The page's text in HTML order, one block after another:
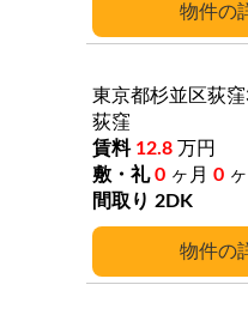
東京都杉並区荻
荻窪
12.8 万円
0 ヶ月 0
2DK